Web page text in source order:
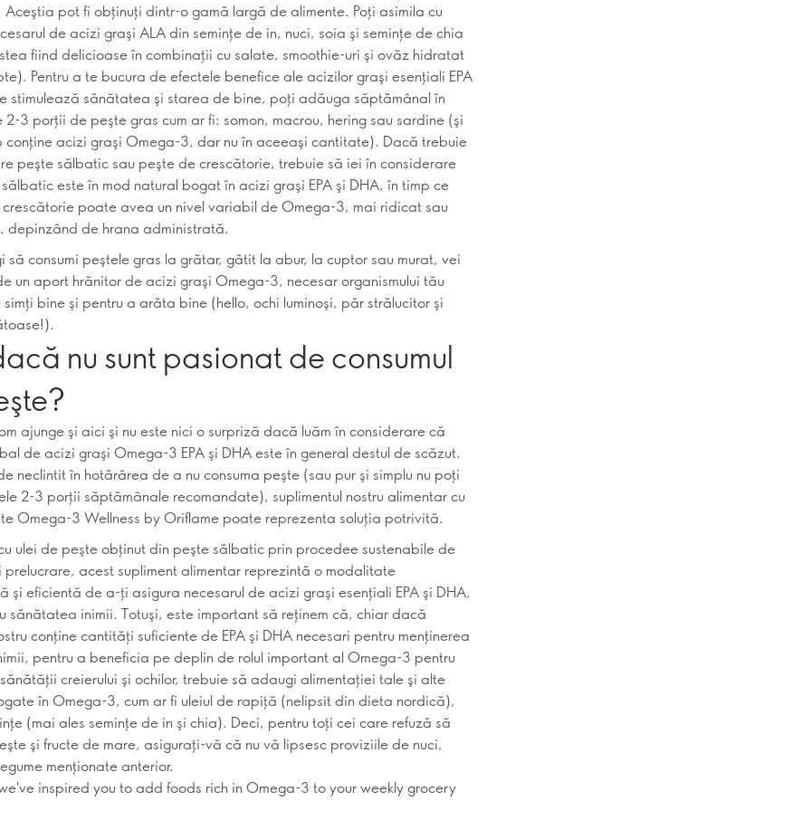
Aceştia pot fi obţinuţi dintr-o gamă largă de alimente. Poţi asimila cu
de acizi graşi ALA din seminţe de in, nuci, soia şi seminţe de chia
fiind delicioase în combinaţii cu salate, smoothie-uri şi ovăz hidratat
Pentru a te bucura de efectele benefice ale acizilor graşi esenţiali EPA
stimulează sănătatea şi starea de bine, poţi adăuga săptămânal în
3 porţii de peşte gras cum ar fi: somon, macrou, hering sau sardine (şi
conţine acizi graşi Omega-3, dar nu în aceeaşi cantitate). Dacă trebuie
peşte sălbatic sau peşte de crescătorie, trebuie să iei în considerare
este în mod natural bogat în acizi graşi EPA şi DHA, în timp ce
poate avea un nivel variabil de Omega-3, mai ridicat sau
depinzând de hrana administrată.
să consumi peştele gras la grătar, gătit la abur, la cuptor sau murat, vei
un aport hrănitor de acizi graşi Omega-3, necesar organismului tău
bine şi pentru a arăta bine (hello, ochi luminoşi, păr strălucitor şi
nu sunt pasionat de consumul
ajunge şi aici şi nu este nici o surpriză dacă luăm în considerare că
de acizi graşi Omega-3 EPA şi DHA este în general destul de scăzut.
neclintit în hotărârea de a nu consuma peşte (sau pur şi simplu nu poţi
2-3 porţii săptămânale recomandate), suplimentul nostru alimentar cu
Omega-3 Wellness by Oriflame poate reprezenta soluţia potrivită.
ulei de peşte obţinut din peşte sălbatic prin procedee sustenabile de
prelucrare, acest supliment alimentar reprezintă o modalitate
şi eficientă de a-ţi asigura necesarul de acizi graşi esenţiali EPA şi DHA,
sănătatea inimii. Totuşi, este important să reţinem că, chiar dacă
conţine cantităţi suficiente de EPA şi DHA necesari pentru menţinerea
pentru a beneficia pe deplin de rolul important al Omega-3 pentru
creierului şi ochilor, trebuie să adaugi alimentaţiei tale şi alte
în Omega-3, cum ar fi uleiul de rapiţă (nelipsit din dieta nordică),
(mai ales seminţe de in şi chia). Deci, pentru toţi cei care refuză să
şi fructe de mare, asiguraţi-vă că nu vă lipsesc proviziile de nuci,
menţionate anterior.
inspired you to add foods rich in Omega-3 to your weekly grocery